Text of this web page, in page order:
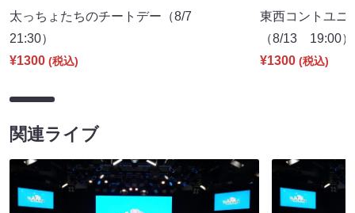
太っちょたちのチートデー（8/7
21:30）
¥1300 (税込)
東西コントユニ
（8/13 19:00）
¥1300 (税込)
関連ライブ